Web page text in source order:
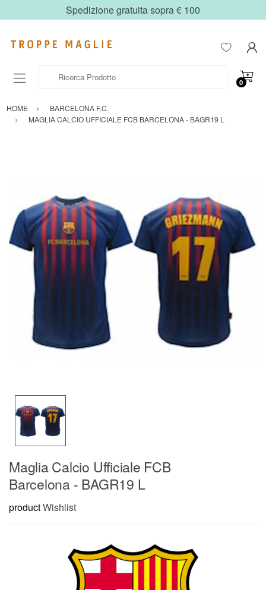
Spedizione gratuita sopra € 100
0
HOME
BARCELONA F.C.
MAGLIA CALCIO UFFICIALE FCB BARCELONA - BAGR19 L
Maglia Calcio Ufficiale FCB
Barcelona - BAGR19 L
productWishlist